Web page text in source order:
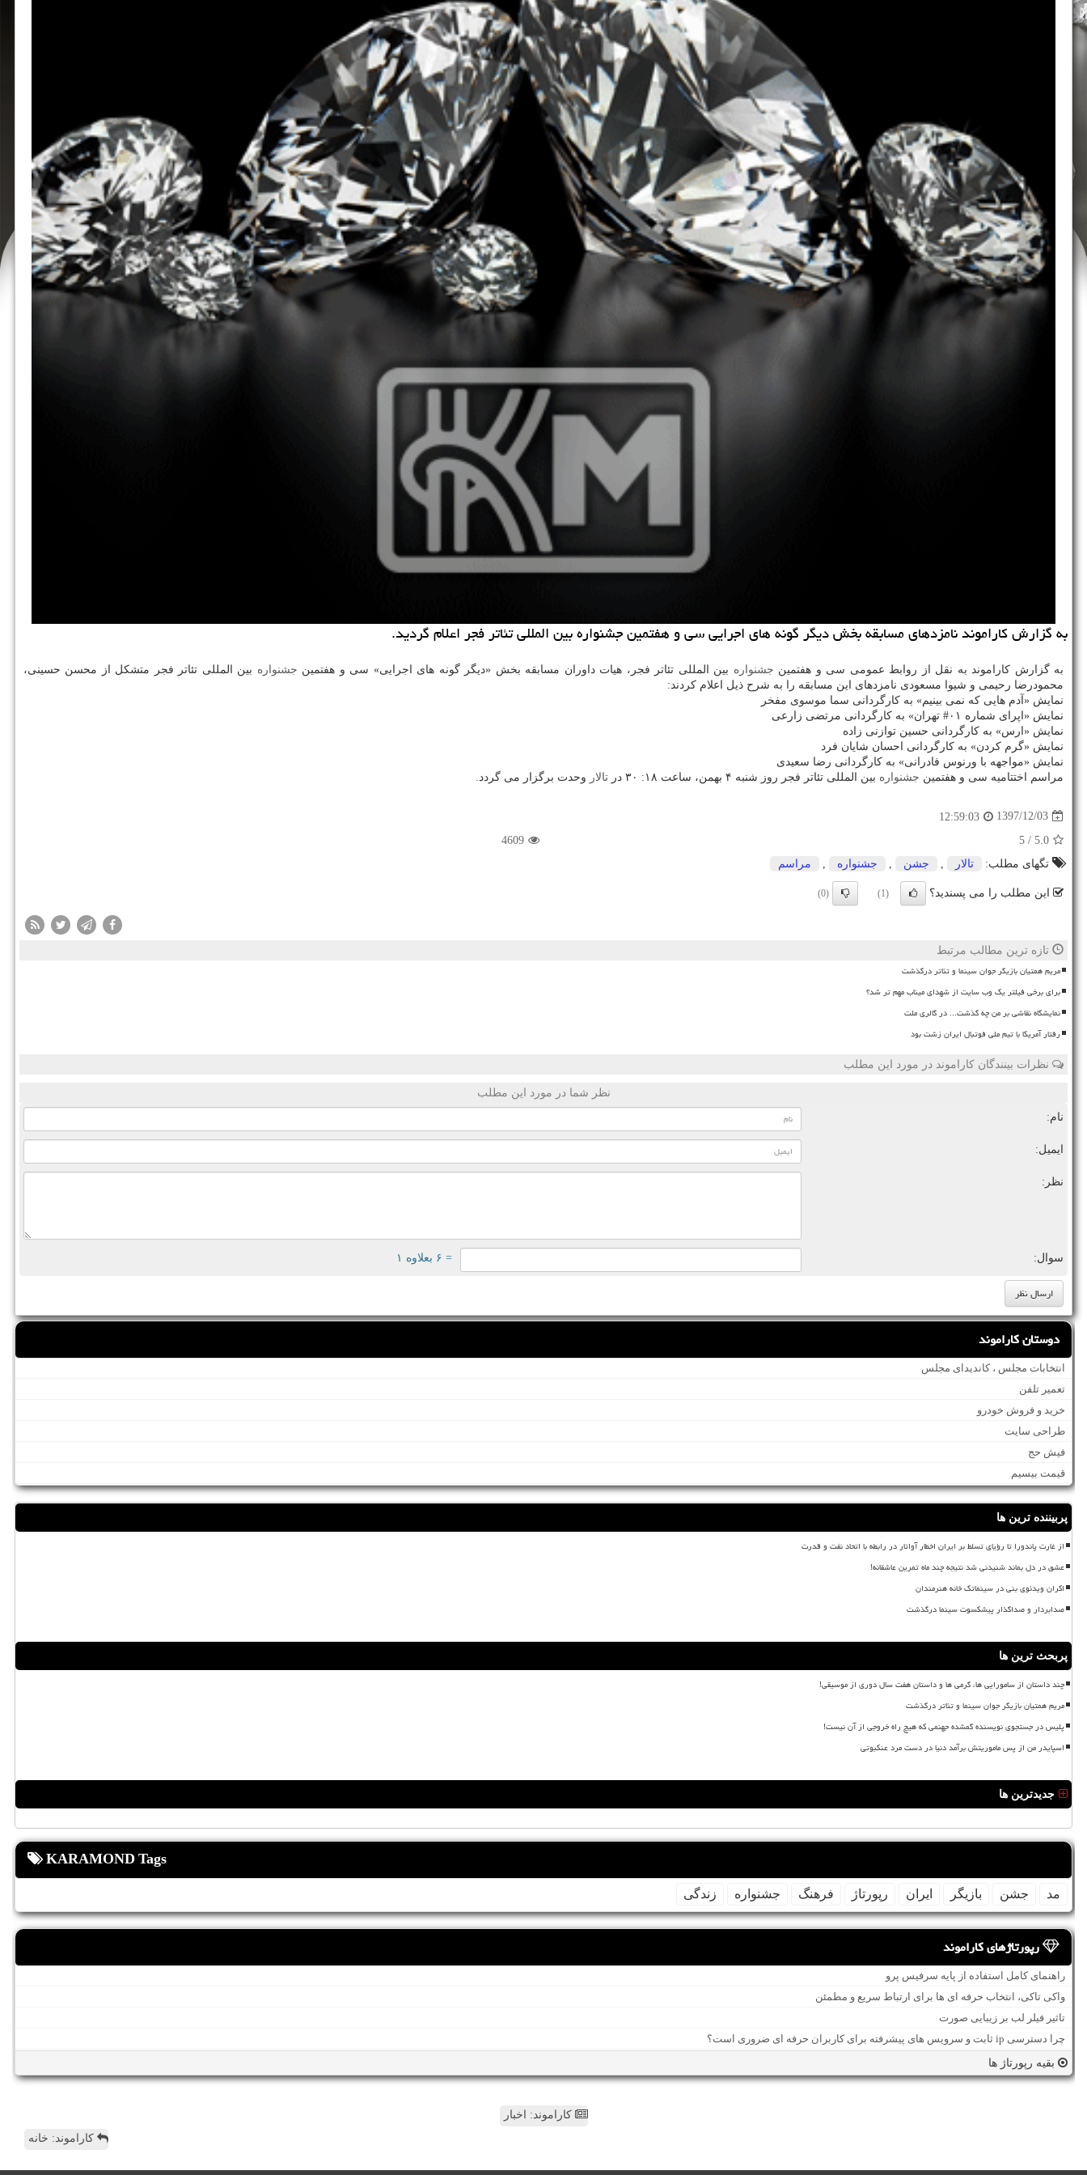
به گزارش كاراموند نامزدهای مسابقه بخش دیگر گونه های اجرایی سی و هفتمین جشنواره بین المللی تئاتر فجر اعلام گردید.
به گزارش كاراموند به نقل از روابط عمومی سی و هفتمین جشنواره بین المللی تئاتر فجر، هیات داوران مسابقه بخش «دیگر گونه های اجرایی» سی و هفتمین جشنواره بین المللی تئاتر فجر متشكل از محسن حسینی،
محمودرضا رحیمی و شیوا مسعودی نامزدهای این مسابقه را به شرح ذیل اعلام كردند:
نمایش «آدم هایی كه نمی بینیم» به كارگردانی سما موسوی مفخر
نمایش «اپرای شماره ۰۱# تهران» به كارگردانی مرتضی زارعی
نمایش «ارس» به كارگردانی حسین توازنی زاده
نمایش «گرم كردن» به كارگردانی احسان شایان فرد
نمایش «مواجهه با ورنوس فادرانی» به كارگردانی رضا سعیدی
مراسم اختتامیه سی و هفتمین جشنواره بین المللی تئاتر فجر روز شنبه ۴ بهمن، ساعت ۱۸: ۳۰ در تالار وحدت برگزار می گردد.
1397/12/03
12:59:03
5.0
/ 5
4609
تگهای مطلب:
تالار جشن جشنواره مراسم
این مطلب را می پسندید؟ (1)
(0)
تازه ترین مطالب مرتبط
مریم همتیان بازیگر جوان سینما و تئاتر درگذشت
برای برخی فیلتر یک وب سایت از شهدای میناب مهم تر شد؟
نمایشگاه نقاشی بر من چه گذشت... در گالری ملت
رفتار آمریکا با تیم ملی فوتبال ایران زشت بود
نظرات بینندگان کاراموند در مورد این مطلب
نظر شما در مورد این مطلب
نام:
ایمیل:
نظر:
سوال: = ۶ بعلاوه ۱
دوستان کاراموند
انتخابات مجلس ، کاندیدای مجلس
تعمیر تلفن
خرید و فروش خودرو
طراحی سایت
فیش حج
قیمت بیسیم
پربیننده ترین ها
از غارت پاندورا تا رؤیای تسلط بر ایران اخطار آواتار در رابطه با اتحاد نفت و قدرت
عشق در دل بماند شنیدنی شد نتیجه چند ماه تمرین عاشقانه!
اکران ویدئوی بنی در سینماتک خانه هنرمندان
صدابردار و صداگذار پیشکسوت سینما درگذشت
پربحث ترین ها
چند داستان از سامورایی ها، گرمی ها و داستان هفت سال دوری از موسیقی!
مریم همتیان بازیگر جوان سینما و تئاتر درگذشت
پلیس در جستجوی نویسنده گمشده جهنمی که هیچ راه خروجی از آن نیست!
اسپایدر من از پس ماموریتش برآمد دنیا در دست مرد عنکبوتی
جدیدترین ها
KARAMOND Tags
مد جشن بازیگر ایران رپورتاژ فرهنگ جشنواره زندگی
رپورتاژهای کاراموند
راهنمای کامل استفاده از پایه سرفیس پرو
واکی تاکی، انتخاب حرفه ای ها برای ارتباط سریع و مطمئن
تاثیر فیلر لب بر زیبایی صورت
چرا دسترسی ip ثابت و سرویس های پیشرفته برای کاربران حرفه ای ضروری است؟
بقیه رپورتاژ ها
کاراموند: اخبار
کاراموند: خانه